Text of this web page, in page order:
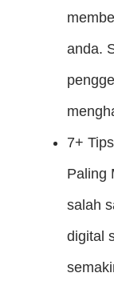
anda.
7+
Paling
salah
digital